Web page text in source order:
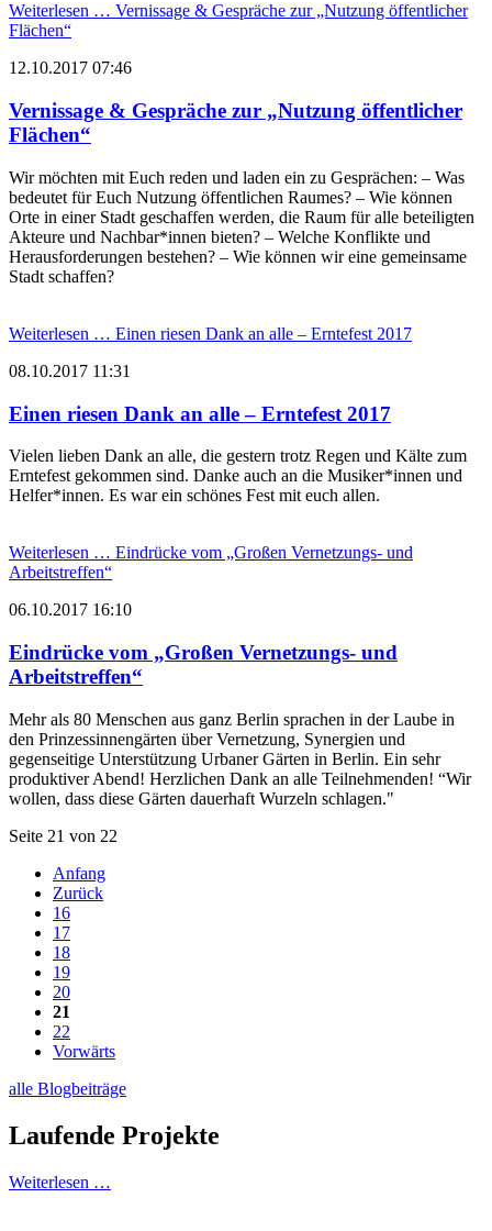
Weiterlesen … Vernissage & Gespräche zur „Nutzung öffentlicher
Flächen“
12.10.2017 07:46
Vernissage & Gespräche zur „Nutzung öffentlicher
Flächen“
Wir möchten mit Euch reden und laden ein zu Gesprächen: – Was
bedeutet für Euch Nutzung öffentlichen Raumes? – Wie können
Orte in einer Stadt geschaffen werden, die Raum für alle beteiligten
Akteure und Nachbar*innen bieten? – Welche Konflikte und
Herausforderungen bestehen? – Wie können wir eine gemeinsame
Stadt schaffen?
Weiterlesen … Einen riesen Dank an alle – Erntefest 2017
08.10.2017 11:31
Einen riesen Dank an alle – Erntefest 2017
Vielen lieben Dank an alle, die gestern trotz Regen und Kälte zum
Erntefest gekommen sind. Danke auch an die Musiker*innen und
Helfer*innen. Es war ein schönes Fest mit euch allen.
Weiterlesen … Eindrücke vom „Großen Vernetzungs- und
Arbeitstreffen“
06.10.2017 16:10
Eindrücke vom „Großen Vernetzungs- und
Arbeitstreffen“
Mehr als 80 Menschen aus ganz Berlin sprachen in der Laube in
den Prinzessinnengärten über Vernetzung, Synergien und
gegenseitige Unterstützung Urbaner Gärten in Berlin. Ein sehr
produktiver Abend! Herzlichen Dank an alle Teilnehmenden! “Wir
wollen, dass diese Gärten dauerhaft Wurzeln schlagen."
Seite 21 von 22
Anfang
Zurück
16
17
18
19
20
21
22
Vorwärts
alle Blogbeiträge
Laufende Projekte
Weiterlesen …